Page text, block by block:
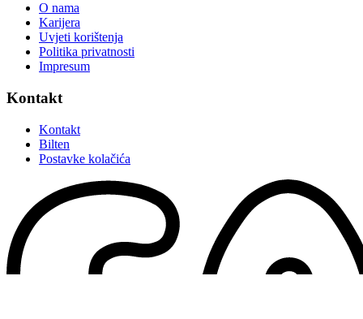
O nama
Karijera
Uvjeti korištenja
Politika privatnosti
Impresum
Kontakt
Kontakt
Bilten
Postavke kolačića